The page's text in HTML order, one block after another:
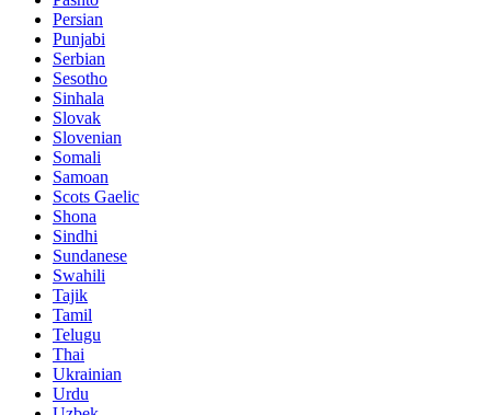
Persian
Punjabi
Serbian
Sesotho
Sinhala
Slovak
Slovenian
Somali
Samoan
Scots Gaelic
Shona
Sindhi
Sundanese
Swahili
Tajik
Tamil
Telugu
Thai
Ukrainian
Urdu